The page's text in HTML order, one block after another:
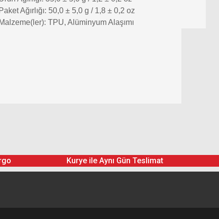
Paket Ağırlığı: 50,0 ± 5,0 g / 1,8 ± 0,2 oz
Malzeme(ler): TPU, Alüminyum Alaşımı
Kurye ile Aynı Gün Teslimat